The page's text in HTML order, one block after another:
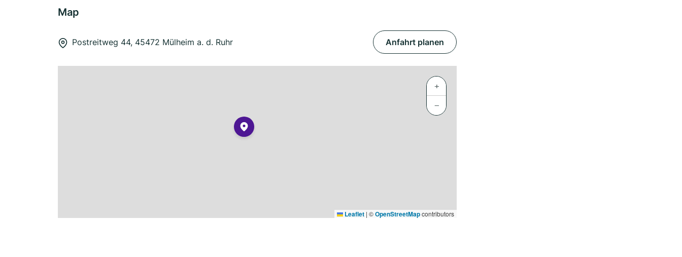
Map
Postreitweg 44, 45472 Mülheim a. d. Ruhr Anfahrt planen
+
−
Leaflet | ©OpenStreetMapcontributors